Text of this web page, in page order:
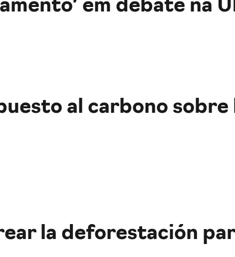
em debate na
al carbono sobre
la deforestación